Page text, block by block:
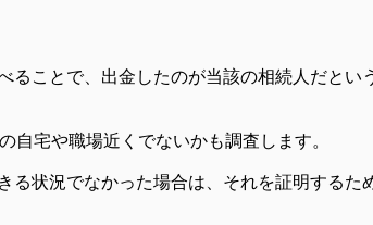
ることで、出金したのが当該の相続人だとい
自宅や職場近くでないかも調査します。
る状況でなかった場合は、それを証明するた